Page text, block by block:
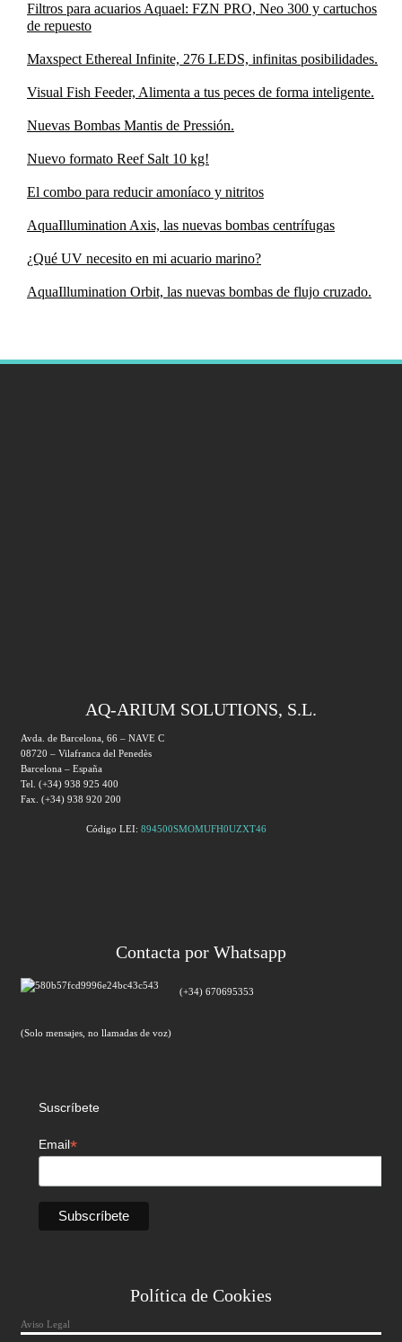
Filtros para acuarios Aquael: FZN PRO, Neo 300 y cartuchos
de repuesto
Maxspect Ethereal Infinite, 276 LEDS, infinitas posibilidades.
Visual Fish Feeder, Alimenta a tus peces de forma inteligente.
Nuevas Bombas Mantis de Pressión.
Nuevo formato Reef Salt 10 kg!
El combo para reducir amoníaco y nitritos
AquaIllumination Axis, las nuevas bombas centrífugas
¿Qué UV necesito en mi acuario marino?
AquaIllumination Orbit, las nuevas bombas de flujo cruzado.
AQ-ARIUM SOLUTIONS, S.L.
Avda. de Barcelona, 66 – NAVE C
08720 – Vilafranca del Penedès
Barcelona – España
Tel. (+34) 938 925 400
Fax. (+34) 938 920 200
Código LEI: 894500SMOMUFH0UZXT46
Contacta por Whatsapp
(+34) 670695353
(Solo mensajes, no llamadas de voz)
Suscríbete
Email*
Política de Cookies
Aviso Legal